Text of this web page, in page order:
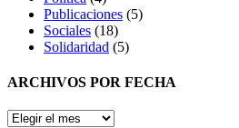
Publicaciones (5)
Sociales (18)
Solidaridad (5)
ARCHIVOS POR FECHA
ARCHIVOS